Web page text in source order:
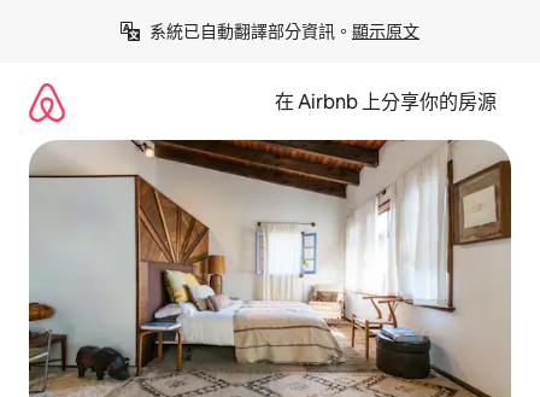
系統已自動翻譯部分資訊。 顯示原文
在 Airbnb 上分享你的房源